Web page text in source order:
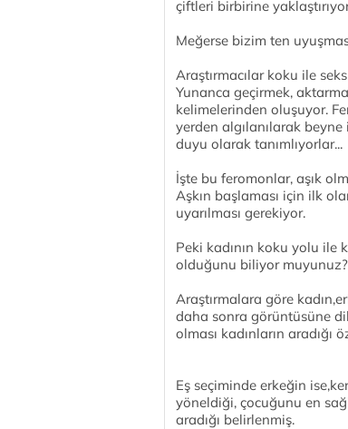
çiftleri birbirine
Meğerse bizim ten
Araştırmacılar koku ile
Yunanca geçirmek,
kelimelerinden oluşuyor.
yerden algılanılarak
duyu olarak tanımlıyorlar...
İşte bu feromonlar, aşık
Aşkın başlaması için ilk
uyarılması gerekiyor.
Peki kadının koku yolu ile
olduğunu biliyor muyunuz?
Araştırmalara göre
daha sonra görüntüsüne
olması kadınların aradığı
Eş seçiminde erkeğin
yöneldiği, çocuğunu en
aradığı belirlenmiş.